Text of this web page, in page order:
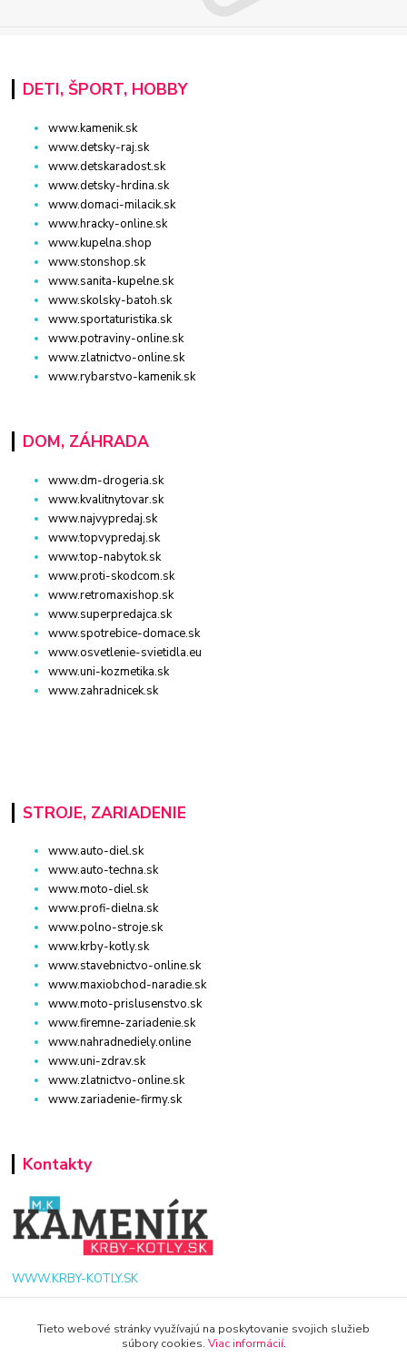
DETI, ŠPORT, HOBBY
www.kamenik.sk
www.detsky-raj.sk
www.detskaradost.sk
www.detsky-hrdina.sk
www.domaci-milacik.sk
www.hracky-online.sk
www.kupelna.shop
www.stonshop.sk
www.sanita-kupelne.sk
www.skolsky-batoh.sk
www.sportaturistika.sk
www.potraviny-online.sk
www.zlatnictvo-online.sk
www.rybarstvo-kamenik.sk
DOM, ZÁHRADA
www.dm-drogeria.sk
www.kvalitnytovar.sk
www.najvypredaj.sk
www.topvypredaj.sk
www.top-nabytok.sk
www.proti-skodcom.sk
www.retromaxishop.sk
www.superpredajca.sk
www.spotrebice-domace.sk
www.osvetlenie-svietidla.eu
www.uni-kozmetika.sk
www.zahradnicek.sk
STROJE, ZARIADENIE
www.auto-diel.sk
www.auto-techna.sk
www.moto-diel.sk
www.profi-dielna.sk
www.polno-stroje.sk
www.krby-kotly.sk
www.stavebnictvo-online.sk
www.maxiobchod-naradie.sk
www.moto-prislusenstvo.sk
www.firemne-zariadenie.sk
www.nahradnediely.online
www.uni-zdrav.sk
www.zlatnictvo-online.sk
www.zariadenie-firmy.sk
Kontakty
WWW.KRBY-KOTLY.SK
Tieto webové stránky využívajú na poskytovanie svojich služieb
súbory cookies. Viac informácií.